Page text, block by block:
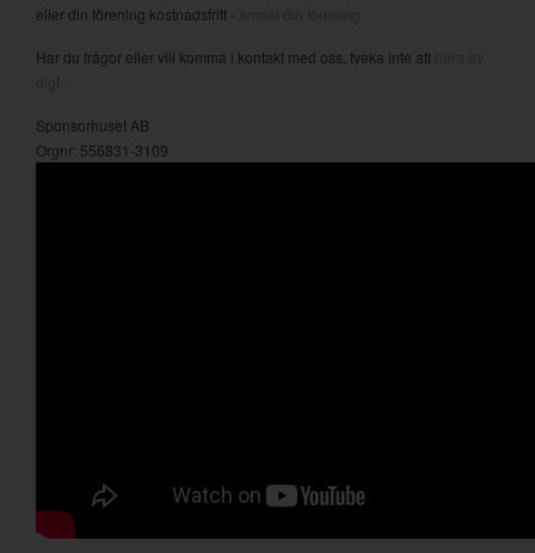
eller din förening kostnadsfritt -
anmäl din förening
Har du frågor eller vill komma i kontakt med oss, tveka inte att höra av
!
Sponsorhuset AB
Orgnr: 556831-3109